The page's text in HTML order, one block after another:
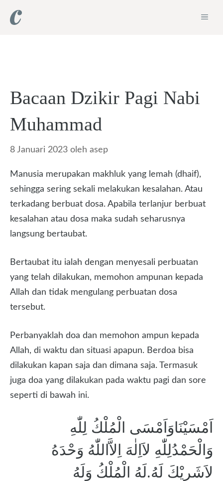
Bacaan Dzikir Pagi Nabi
Muhammad
8 Januari 2023 oleh asep
Manusia merupakan makhluk yang lemah (dhaif),
sehingga sering sekali melakukan kesalahan. Atau
terkadang berbuat dosa. Apabila terlanjur berbuat
kesalahan atau dosa maka sudah seharusnya
langsung bertaubat.
Bertaubat itu ialah dengan menyesali perbuatan
yang telah dilakukan, memohon ampunan kepada
Allah dan tidak mengulang perbuatan dosa
tersebut.
Perbanyaklah doa dan memohon ampun kepada
Allah, di waktu dan situasi apapun. Berdoa bisa
dilakukan kapan saja dan dimana saja. Termasuk
juga doa yang dilakukan pada waktu pagi dan sore
seperti di bawah ini.
اَمْسَيْنَاوَاَمْسَى الْمُلْكُ لِلّٰهِ
وَالْحَمْدُلِلّٰهِ لاَاِلٰهَ اِلاَّاللّٰهُ وَحْدَهُ
لاَشَرِيْكَ لَهُ.لَهُ الْمُلْكُ وَلَهُ